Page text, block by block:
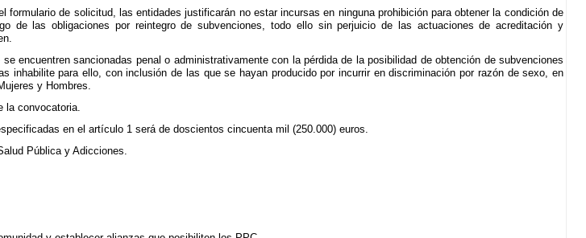
formulario de solicitud, las entidades justificarán no estar incursas en ninguna prohibición para obtener la condición de
de las obligaciones por reintegro de subvenciones, todo ello sin perjuicio de las actuaciones de acreditación y
encuentren sancionadas penal o administrativamente con la pérdida de la posibilidad de obtención de subvenciones
inhabilite para ello, con inclusión de las que se hayan producido por incurrir en discriminación por razón de sexo, en
y Hombres.
la convocatoria.
en el artículo 1 será de doscientos cincuenta mil (250.000) euros.
Pública y Adicciones.